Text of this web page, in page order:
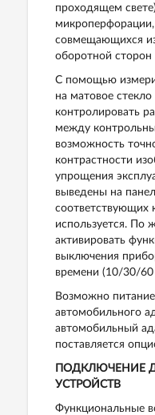
проходящем
совмещающихся
оборотной сторон
С помощью
на матовое
контролировать
между
возможность
контрастности
упрощения
выведены на
соответствующих
используется. По
активировать
выключения
времени (10/30/60
Возможно
автомобильного
автомобильный
поставляется
ПОДКЛЮЧЕНИЕ
УСТРОЙСТВ
Функциональные